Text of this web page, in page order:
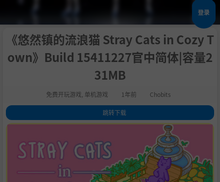
登录
《悠然镇的流浪猫 Stray Cats in Cozy T
own》Build 15411227官中简体|容量2
31MB
免费开玩游戏 单机游戏 1年前 Chobits
跳转下载
1.关于这款游戏
支持作者